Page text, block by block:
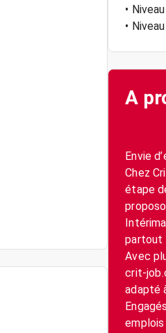
•
•
A
Envie
Chez
étape
partout
Avec
crit-
adapté